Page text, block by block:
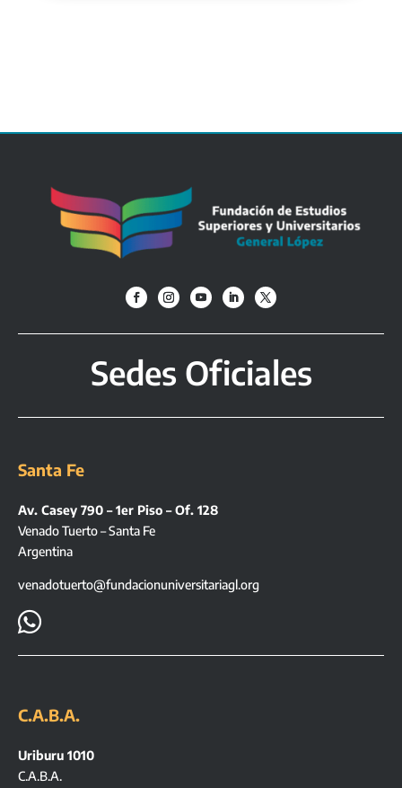
Sedes Oficiales
Santa Fe
Av. Casey 790 – 1er Piso – Of. 128
Venado Tuerto – Santa Fe
Argentina
venadotuerto@fundacionuniversitariagl.org

C.A.B.A.
Uriburu 1010
C.A.B.A.